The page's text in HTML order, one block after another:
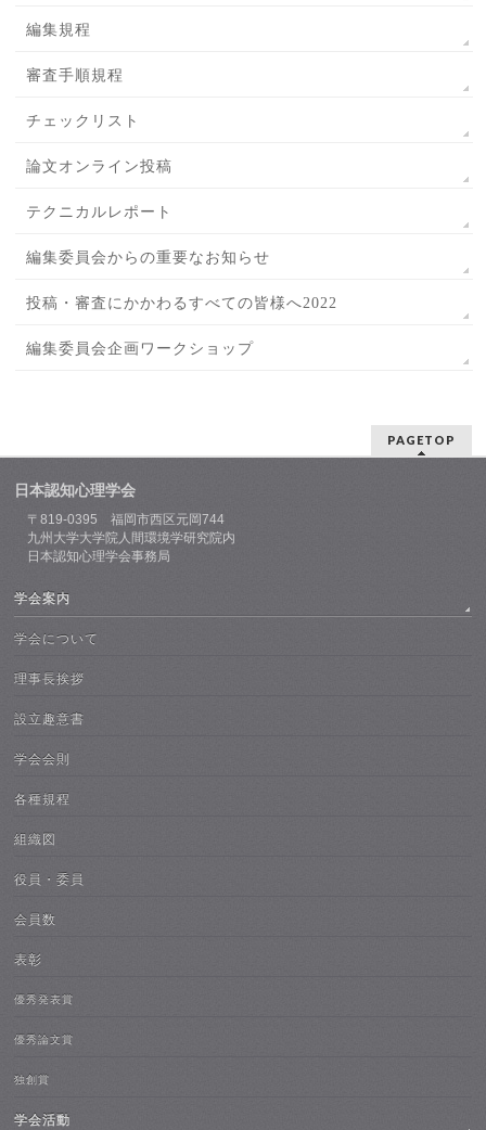
編集規程
審査手順規程
チェックリスト
論文オンライン投稿
テクニカルレポート
編集委員会からの重要なお知らせ
投稿・審査にかかわるすべての皆様へ2022
編集委員会企画ワークショップ
PAGETOP
日本認知心理学会
〒819-0395 福岡市西区元岡744
九州大学大学院人間環境学研究院内
日本認知心理学会事務局
学会案内
学会について
理事長挨拶
設立趣意書
学会会則
各種規程
組織図
役員・委員
会員数
表彰
優秀発表賞
優秀論文賞
独創賞
学会活動